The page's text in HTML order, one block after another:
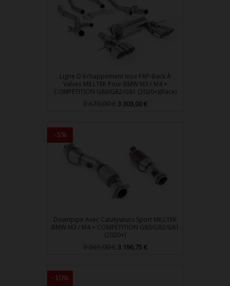
Ligne D'échappement Inox FAP-Back À
Valves MILLTEK Pour BMW M3 / M4 +
COMPETITION G80/G82/G81 (2020+)(Race)
Prix
3 303,00 €
Downpipe Avec Catalyseurs Sport MILLTEK
BMW M3 / M4 + COMPETITION G80/G82/G81
(2020+)
Prix
3 196,75 €
-5%
-10%